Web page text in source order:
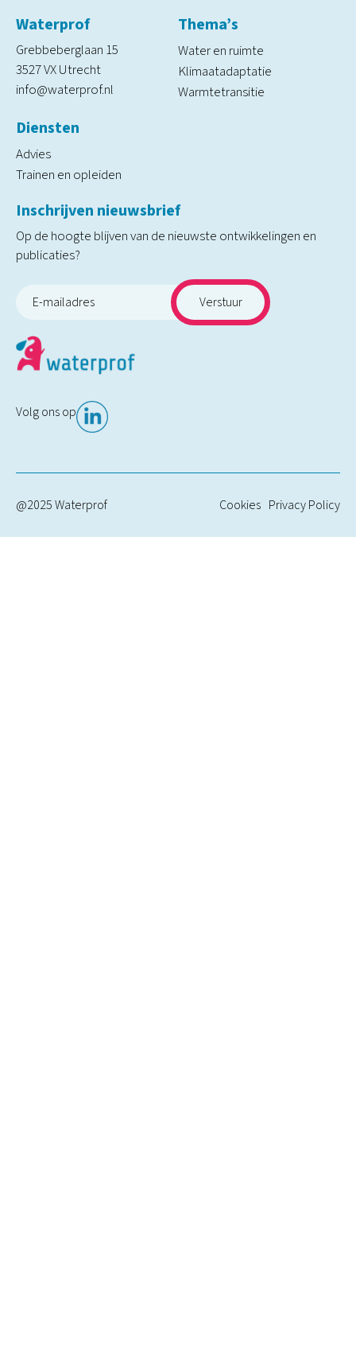
Waterprof
Grebbeberglaan 15
3527 VX Utrecht
info@waterprof.nl
Thema’s
Water en ruimte
Klimaatadaptatie
Warmtetransitie
Diensten
Advies
Trainen en opleiden
Inschrijven nieuwsbrief
Op de hoogte blijven van de nieuwste ontwikkelingen en
publicaties?
Volg ons op
@2025 Waterprof Cookies Privacy Policy